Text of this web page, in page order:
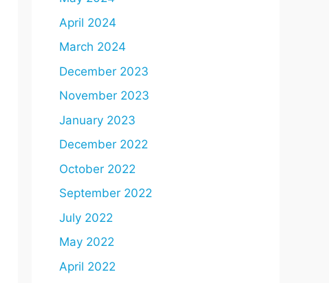
April 2024
March 2024
December 2023
November 2023
January 2023
December 2022
October 2022
September 2022
July 2022
May 2022
April 2022